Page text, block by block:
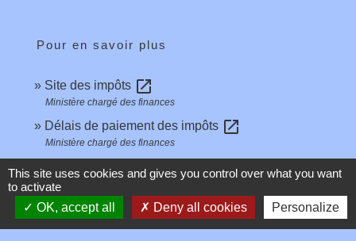
Pour en savoir plus
Site des impôts open_in_new
Ministère chargé des finances
Délais de paiement des impôts open_in_new
Ministère chargé des finances
This site uses cookies and gives you control over what you want
to activate
OK, accept all
Deny all cookies Personalize